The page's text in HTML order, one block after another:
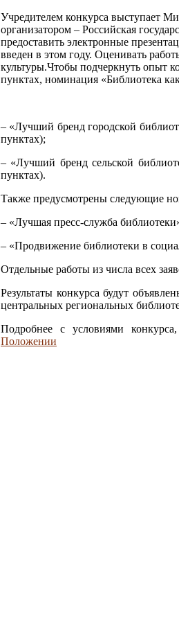
Учредителем конкурса выступает
организатором – Российская
предоставить электронные
введен в этом году. Оценивать
культуры.Чтобы подчеркнуть опыт
пунктах, номинация «Библиотека
– «Лучший бренд городской
пунктах);
– «Лучший бренд сельской
пунктах).
Также предусмотрены следующие
– «Лучшая пресс-служба
– «Продвижение библиотеки в
Отдельные работы из числа всех
Результаты конкурса будут
центральных региональных
Подробнее с условиями
Положении